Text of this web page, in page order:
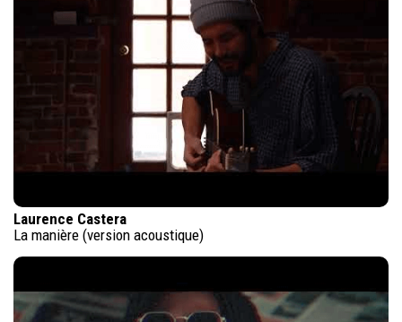
Laurence Castera
La manière (version acoustique)